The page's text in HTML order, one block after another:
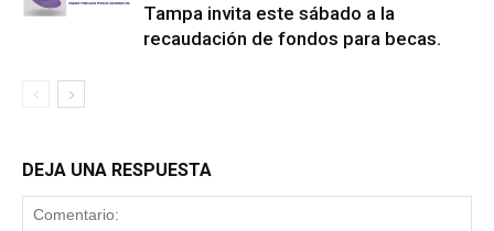
Tampa invita este sábado a la
recaudación de fondos para becas.
DEJA UNA RESPUESTA